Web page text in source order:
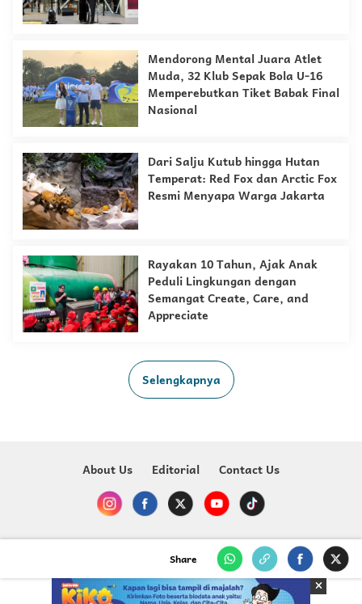
Mendorong Mental Juara Atlet
Muda, 32 Klub Sepak Bola U-16
Memperebutkan Tiket Babak Final
Nasional
Dari Salju Kutub hingga Hutan
Temperat: Red Fox dan Arctic Fox
Resmi Menyapa Warga Jakarta
Rayakan 10 Tahun, Ajak Anak
Peduli Lingkungan dengan
Semangat Create, Care, and
Appreciate
Selengkapnya
Share
About Us Editorial Contact Us
Copyright @ 2023-2026 Just For Kids - MNC Media